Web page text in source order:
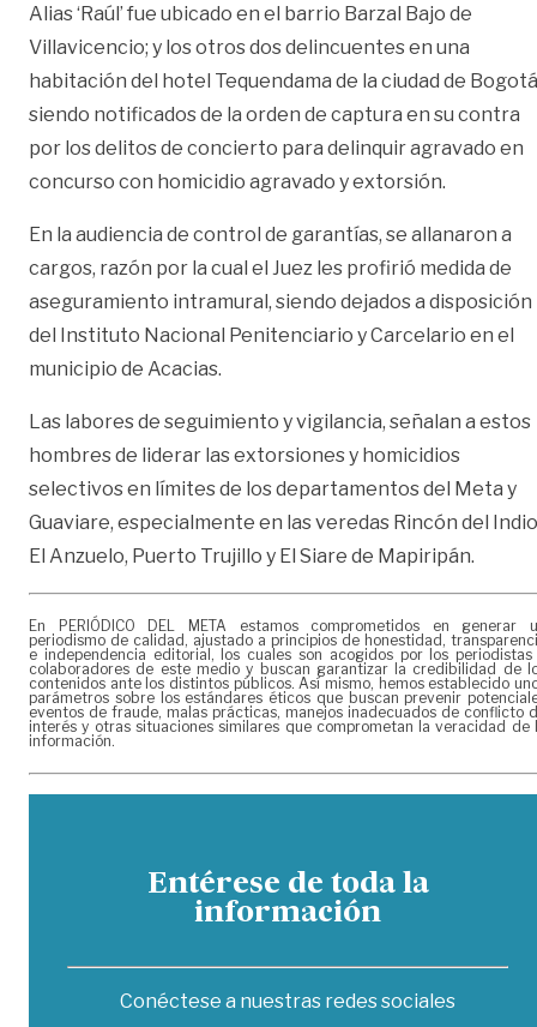
Alias ‘Raúl’ fue ubicado en el barrio Barzal Bajo de
Villavicencio; y los otros dos delincuentes en una
habitación del hotel Tequendama de la ciudad de
siendo notificados de la orden de captura en su contra
por los delitos de concierto para delinquir agravado en
concurso con homicidio agravado y extorsión.
En la audiencia de control de garantías, se allanaron a
cargos, razón por la cual el Juez les profirió medida de
aseguramiento intramural, siendo dejados a disposición
del Instituto Nacional Penitenciario y Carcelario en el
municipio de Acacias.
Las labores de seguimiento y vigilancia, señalan a estos
hombres de liderar las extorsiones y homicidios
selectivos en límites de los departamentos del Meta y
Guaviare, especialmente en las veredas Rincón del
El Anzuelo, Puerto Trujillo y El Siare de Mapiripán.
En PERIÓDICO DEL META estamos comprometidos en generar
periodismo de calidad, ajustado a principios de honestidad,
e independencia editorial, los cuales son acogidos por los periodistas
colaboradores de este medio y buscan garantizar la credibilidad de
contenidos ante los distintos públicos. Así mismo, hemos establecido
parámetros sobre los estándares éticos que buscan prevenir
eventos de fraude, malas prácticas, manejos inadecuados de conflicto
interés y otras situaciones similares que comprometan la veracidad de
información.
Entérese de toda la
información
Conéctese a nuestras redes sociales